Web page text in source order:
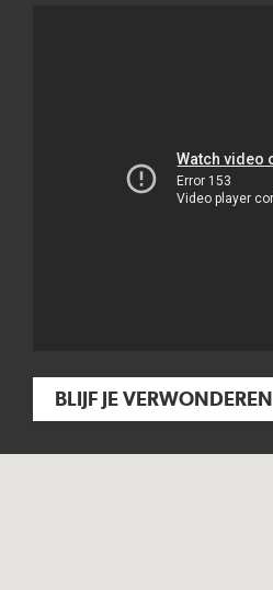
BLIJF JE VERWONDEREN